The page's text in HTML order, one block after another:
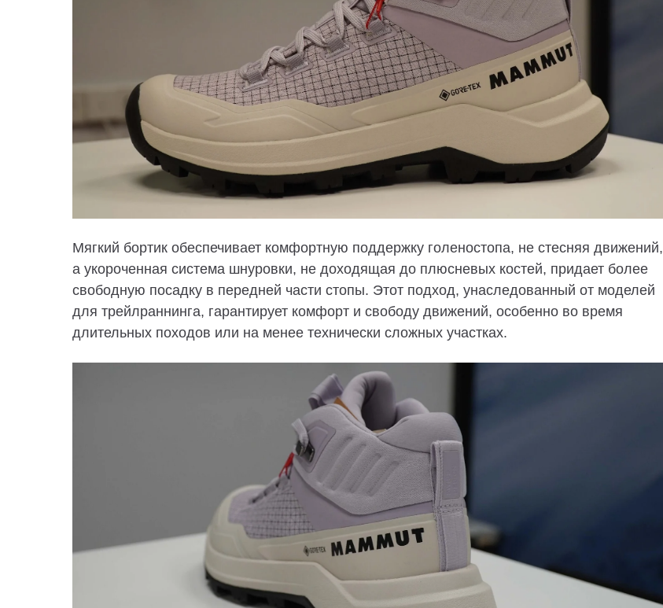
Мягкий бортик обеспечивает комфортную поддержку голеностопа, не стесняя движений,
а укороченная система шнуровки, не доходящая до плюсневых костей, придает более
свободную посадку в передней части стопы. Этот подход, унаследованный от моделей
для трейлраннинга, гарантирует комфорт и свободу движений, особенно во время
длительных походов или на менее технически сложных участках.